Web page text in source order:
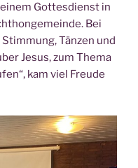
Gottesdienst in
Bei
Tänzen und
Jesus, zum Thema
kam viel Freude